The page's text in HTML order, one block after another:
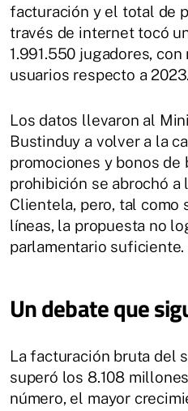
facturación y el total de
través de internet tocó
1.991.550 jugadores,
usuarios respecto a 2023.
Los datos llevaron al
Bustinduy a volver a la
promociones y bonos de
prohibición se abrochó a
Clientela, pero, tal como
líneas, la propuesta no
parlamentario suficiente.
Un debate que
La facturación bruta del
superó los 8.108
número, el mayor